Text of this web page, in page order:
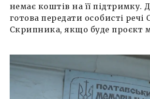
немає коштів на її підтримку.
готова передати особисті речі
Скрипника, якщо буде проєкт